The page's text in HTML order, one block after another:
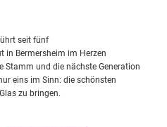
seit fünf
in Bermersheim im Herzen
Stamm und die nächste Generation
eins im Sinn: die schönsten
zu bringen.